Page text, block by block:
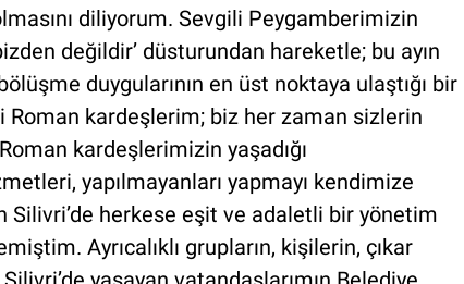
diliyorum. Sevgili Peygamberimizin
değildir’ düsturundan hareketle; bu ayın
duygularının en üst noktaya ulaştığı bir
Roman kardeşlerim; biz her zaman sizlerin
kardeşlerimizin yaşadığı
yapılmayanları yapmayı kendimize
Silivri’de herkese eşit ve adaletli bir yönetim
Ayrıcalıklı grupların, kişilerin, çıkar